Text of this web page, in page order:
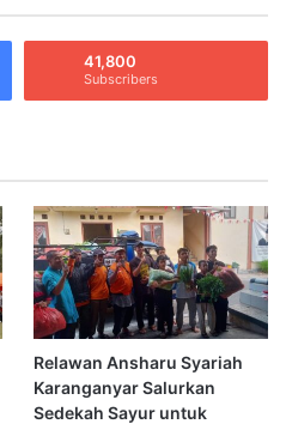
41,800
Subscribers
Relawan Ansharu Syariah
Karanganyar Salurkan
Sedekah Sayur untuk